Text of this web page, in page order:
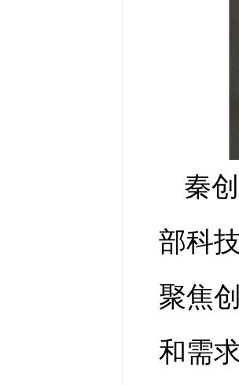
秦
部科
聚焦
和需